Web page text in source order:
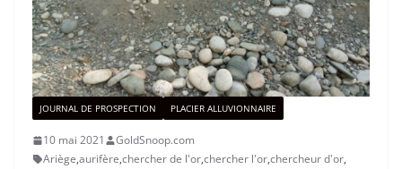
JOURNAL DE PROSPECTION PLACIER ALLUVIONNAIRE
10 mai 2021
GoldSnoop.com
Ariège,aurifère,chercher de l'or,chercher l'or,chercheur d'or,